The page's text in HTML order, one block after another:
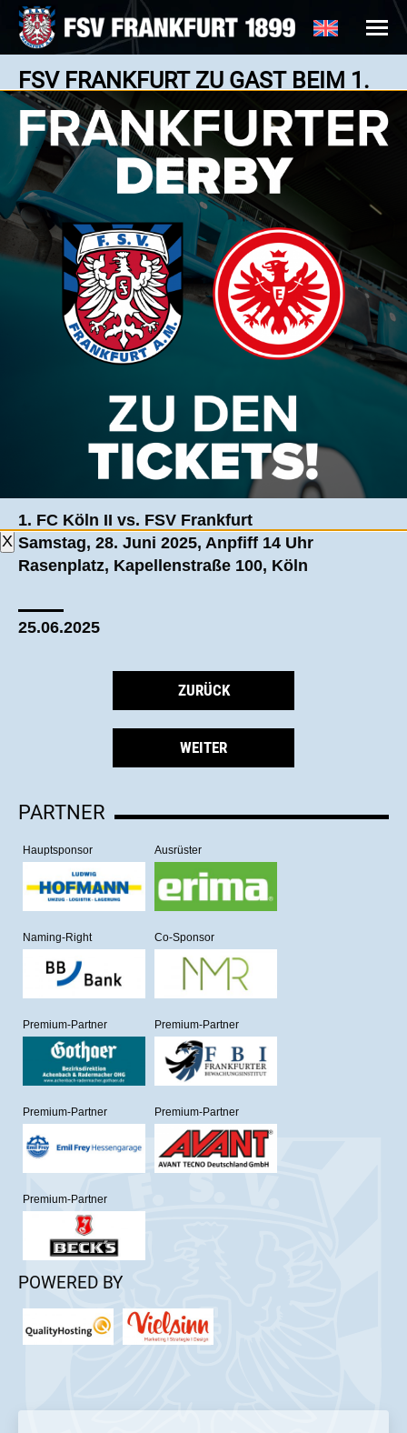
FSV FRANKFURT ZU GAST BEIM 1.
FC KÖLN II
News: 25.06.2025
Der FSV Frankfurt bestreitet am kommenden
Samstag sein erstes Testspiel.
Das Spiel findet ab 14 Uhr beim 1. FC Köln II statt.
1. FC Köln II vs. FSV Frankfurt
Samstag, 28. Juni 2025, Anpfiff 14 Uhr
Rasenplatz, Kapellenstraße 100, Köln
25.06.2025
ZURÜCK
WEITER
PARTNER
Hauptsponsor Ausrüster
Naming-Right Co-Sponsor
Premium-Partner Premium-Partner
Premium-Partner Premium-Partner
Premium-Partner
POWERED BY
X